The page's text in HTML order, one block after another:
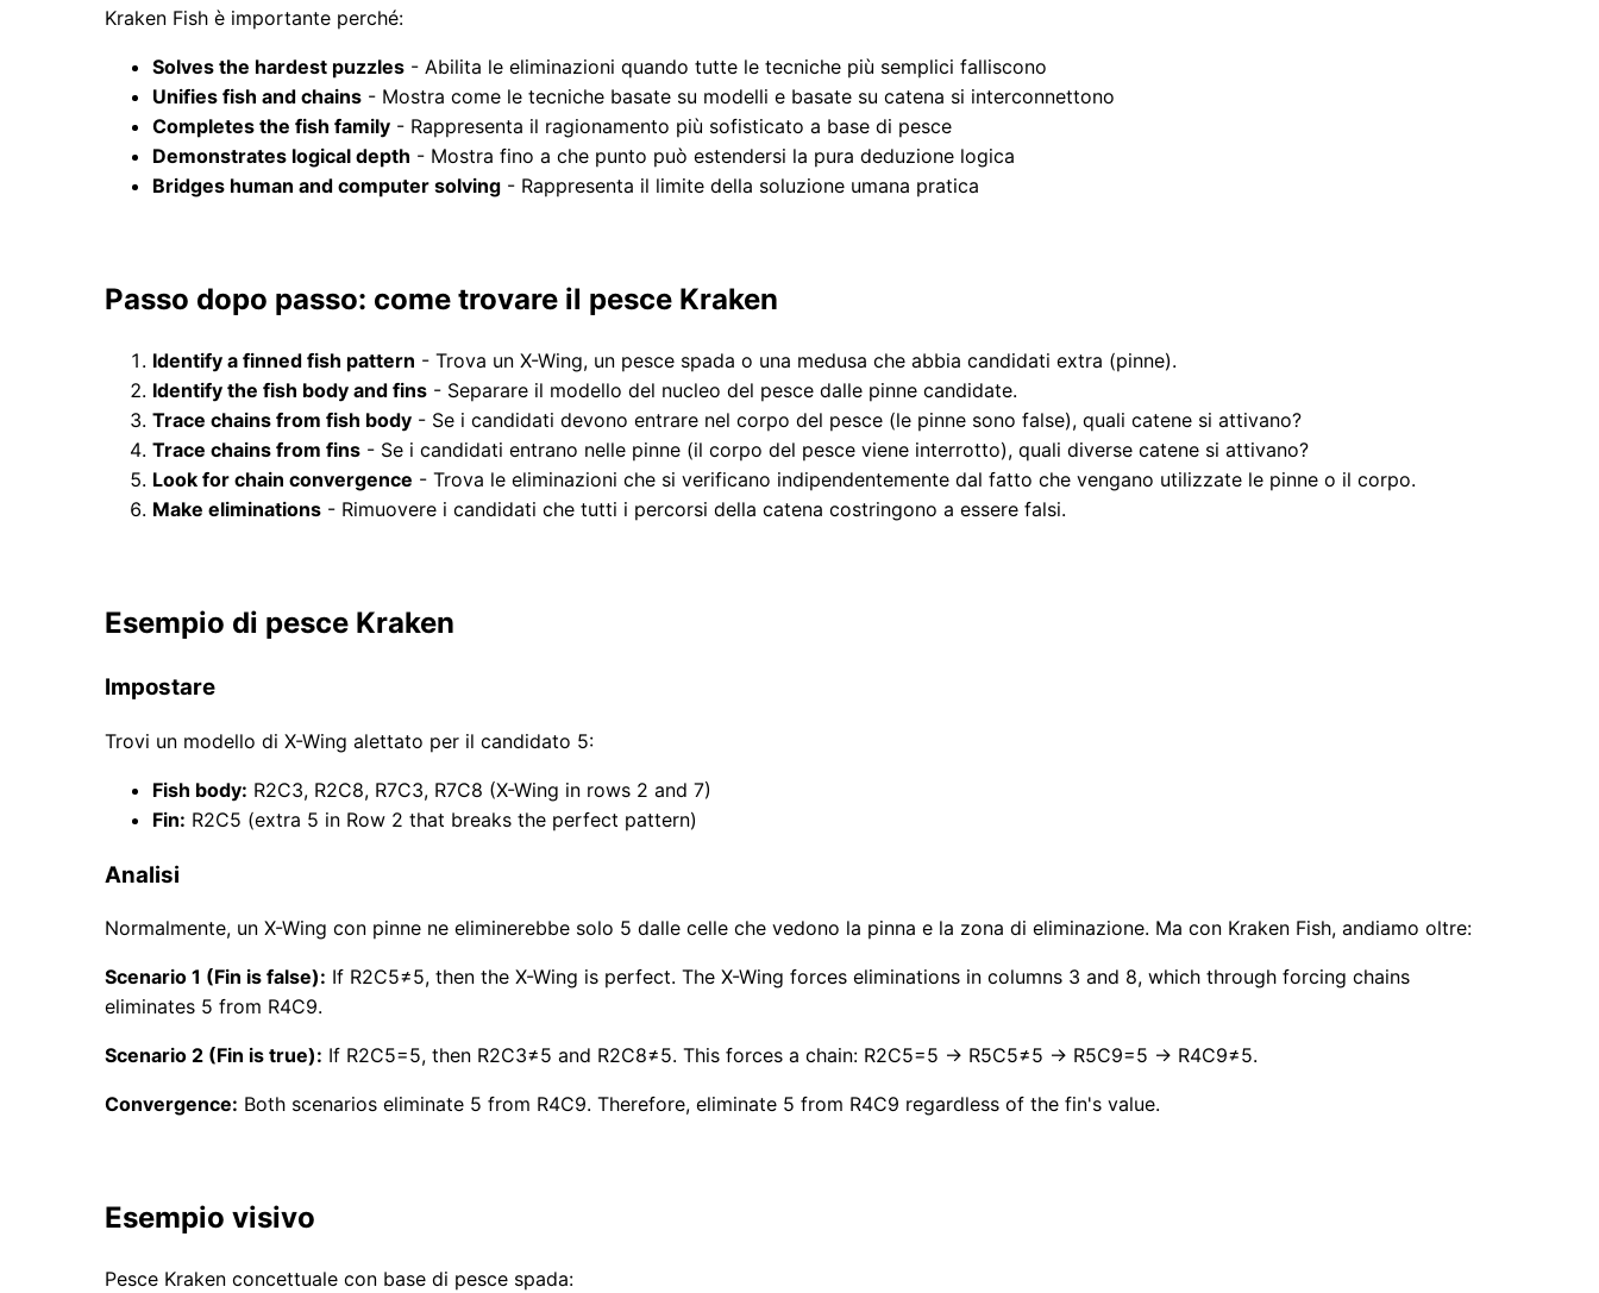
Kraken Fish è importante perché:
Solves the hardest puzzles - Abilita le eliminazioni quando tutte le tecniche più semplici falliscono
Unifies fish and chains - Mostra come le tecniche basate su modelli e basate su catena si interconnettono
Completes the fish family - Rappresenta il ragionamento più sofisticato a base di pesce
Demonstrates logical depth - Mostra fino a che punto può estendersi la pura deduzione logica
Bridges human and computer solving - Rappresenta il limite della soluzione umana pratica
Passo dopo passo: come trovare il pesce Kraken
Identify a finned fish pattern - Trova un X-Wing, un pesce spada o una medusa che abbia candidati extra (pinne).
Identify the fish body and fins - Separare il modello del nucleo del pesce dalle pinne candidate.
Trace chains from fish body - Se i candidati devono entrare nel corpo del pesce (le pinne sono false), quali catene si attivano?
Trace chains from fins - Se i candidati entrano nelle pinne (il corpo del pesce viene interrotto), quali diverse catene si attivano?
Look for chain convergence - Trova le eliminazioni che si verificano indipendentemente dal fatto che vengano utilizzate le pinne o il corpo.
Make eliminations - Rimuovere i candidati che tutti i percorsi della catena costringono a essere falsi.
Esempio di pesce Kraken
Impostare
Trovi un modello di X-Wing alettato per il candidato 5:
Fish body: R2C3, R2C8, R7C3, R7C8 (X-Wing in rows 2 and 7)
Fin: R2C5 (extra 5 in Row 2 that breaks the perfect pattern)
Analisi
Normalmente, un X-Wing con pinne ne eliminerebbe solo 5 dalle celle che vedono la pinna e la zona di eliminazione. Ma con Kraken Fish, andiamo oltre:
Scenario 1 (Fin is false): If R2C5≠5, then the X-Wing is perfect. The X-Wing forces eliminations in columns 3 and 8, which through forcing chains
eliminates 5 from R4C9.
Scenario 2 (Fin is true): If R2C5=5, then R2C3≠5 and R2C8≠5. This forces a chain: R2C5=5 → R5C5≠5 → R5C9=5 → R4C9≠5.
Convergence: Both scenarios eliminate 5 from R4C9. Therefore, eliminate 5 from R4C9 regardless of the fin's value.
Esempio visivo
Pesce Kraken concettuale con base di pesce spada: